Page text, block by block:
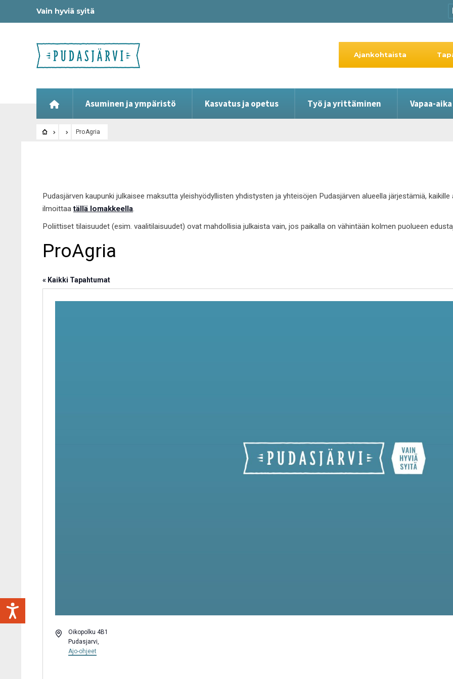
Vain hyviä syitä
Asuminen ja ympäristö Kasvatus ja opetus Työ ja yrittäminen Vapaa-
Ajankohtaista
ProAgria
Pudasjärven kaupunki julkaisee maksutta yleishyödyllisten yhdistysten ja yhteisöjen Pudasjärven alueella järjestämiä,
ilmoittaatällä lomakkeella.
Poliittiset tilaisuudet (esim. vaalitilaisuudet) ovat mahdollisia julkaista vain, jos paikalla on vähintään kolmen puolueen
ProAgria
« Kaikki Tapahtumat
OsoiteOikopolku 4B1
Pudasjarvi
Ajo-ohjeet